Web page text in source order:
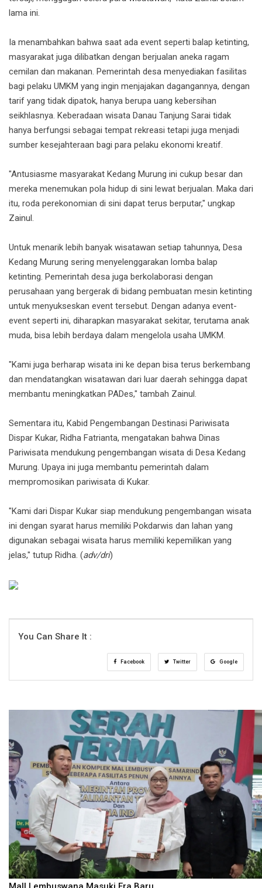
lama ini.
Ia menambahkan bahwa saat ada event seperti balap ketinting,
masyarakat juga dilibatkan dengan berjualan aneka ragam
cemilan dan makanan. Pemerintah desa menyediakan fasilitas
bagi pelaku UMKM yang ingin menjajakan dagangannya, dengan
tarif yang tidak dipatok, hanya berupa uang kebersihan
seikhlasnya. Keberadaan wisata Danau Tanjung Sarai tidak
hanya berfungsi sebagai tempat rekreasi tetapi juga menjadi
sumber kesejahteraan bagi para pelaku ekonomi kreatif.
"Antusiasme masyarakat Kedang Murung ini cukup besar dan
mereka menemukan pola hidup di sini lewat berjualan. Maka dari
itu, roda perekonomian di sini dapat terus berputar," ungkap
Zainul.
Untuk menarik lebih banyak wisatawan setiap tahunnya, Desa
Kedang Murung sering menyelenggarakan lomba balap
ketinting. Pemerintah desa juga berkolaborasi dengan
perusahaan yang bergerak di bidang pembuatan mesin ketinting
untuk menyukseskan event tersebut. Dengan adanya event-
event seperti ini, diharapkan masyarakat sekitar, terutama anak
muda, bisa lebih berdaya dalam mengelola usaha UMKM.
"Kami juga berharap wisata ini ke depan bisa terus berkembang
dan mendatangkan wisatawan dari luar daerah sehingga dapat
membantu meningkatkan PADes," tambah Zainul.
Sementara itu, Kabid Pengembangan Destinasi Pariwisata
Dispar Kukar, Ridha Fatrianta, mengatakan bahwa Dinas
Pariwisata mendukung pengembangan wisata di Desa Kedang
Murung. Upaya ini juga membantu pemerintah dalam
mempromosikan pariwisata di Kukar.
"Kami dari Dispar Kukar siap mendukung pengembangan wisata
ini dengan syarat harus memiliki Pokdarwis dan lahan yang
digunakan sebagai wisata harus memiliki kepemilikan yang
jelas," tutup Ridha. (adv/dri)
You Can Share It :
Facebook Twitter Google